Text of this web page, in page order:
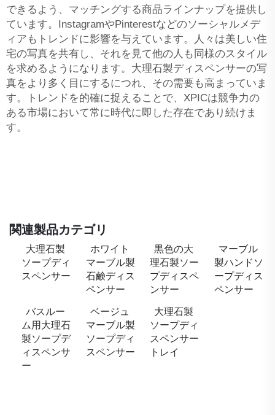
できるよう、マッチングする商品ラインナップを提供し
ています。InstagramやPinterestなどのソーシャルメデ
ィアもトレンドに影響を与えています。人々は美しい住
宅の写真を共有し、それを見て他の人も同様のスタイル
を求めるようになります。大理石製ディスペンサーの写
真をより多く目にするにつれ、その需要も高まっていま
す。トレンドを的確に捉えることで、XPICは競争力の
ある市場において常に時代に即した存在であり続けま
す。
関連製品カテゴリ
大理石製
ソープディ
スペンサー
ホワイト
マーブル製
石鹸ディス
ペンサー
黒色の大
理石製ソー
プディスペ
ンサー
マーブル
製ハンドソ
ープディス
ペンサー
バスルー
ム用大理石
製ソープデ
ィスペンサ
ー
ベージュ
マーブル製
ソープディ
スペンサー
大理石製
ソープディ
スペンサー
トレイ